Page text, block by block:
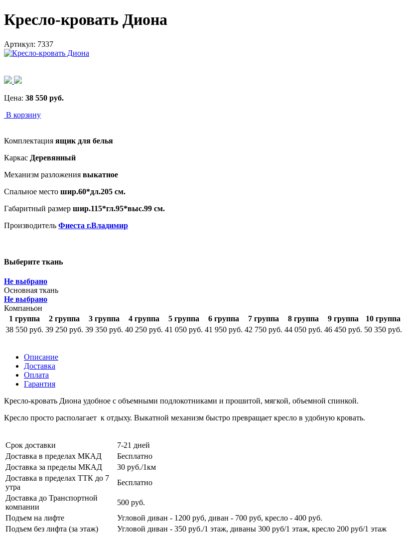
Кресло-кровать Диона
Артикул: 7337
Цена: 38 550 руб.
В корзину
Комплектация ящик для белья
Каркас Деревянный
Механизм разложения выкатное
Спальное место шир.60*дл.205 см.
Габаритный размер шир.115*гл.95*выс.99 см.
Производитель Фиеста г.Владимир
Выберите ткань
Не выбрано
Основная ткань
Не выбрано
Компаньон
1 группа
2 группа 3 группа 4 группа 5 группа 6 группа 7 группа 8 группа 9 группа
10 группа
38 550 руб. 39 250 руб. 39 350 руб. 40 250 руб. 41 050 руб. 41 950 руб. 42 750 руб. 44 050 руб. 46 450 руб. 50 350 руб.
Описание
Доставка
Оплата
Гарантия
Кресло-кровать Диона удобное с объемными подлокотниками и прошитой, мягкой, объемной спинкой.
Кресло просто располагает к отдыху. Выкатной механизм быстро превращает кресло в удобную кровать.
Срок доставки
7-21 дней
Доставка в пределах МКАД
Бесплатно
Доставка за пределы МКАД
30 руб./1км
Доставка в пределах ТТК до 7
утра
Бесплатно
Доставка до Транспортной
компании
500 руб.
Подъем на лифте
Угловой диван - 1200 руб, диван - 700 руб, кресло - 400 руб.
Подъем без лифта (за этаж)
Угловой диван - 350 руб./1 этаж, диваны 300 руб/1 этаж, кресло 200 руб/1 этаж